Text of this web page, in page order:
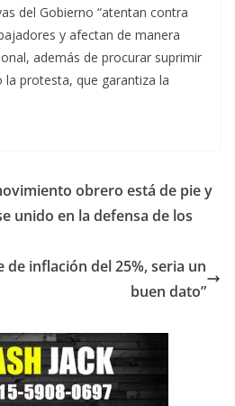
del Gobierno “atentan contra
y afectan de manera
además de procurar suprimir
la protesta, que garantiza la
obrero está de pie y
unido en la defensa de los
de inflación del 25%, seria un
buen dato”